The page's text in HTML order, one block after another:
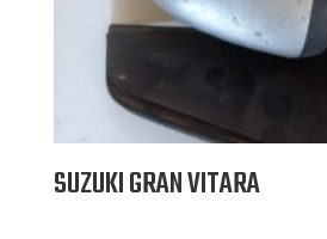
SUZUKI GRAN VITARA